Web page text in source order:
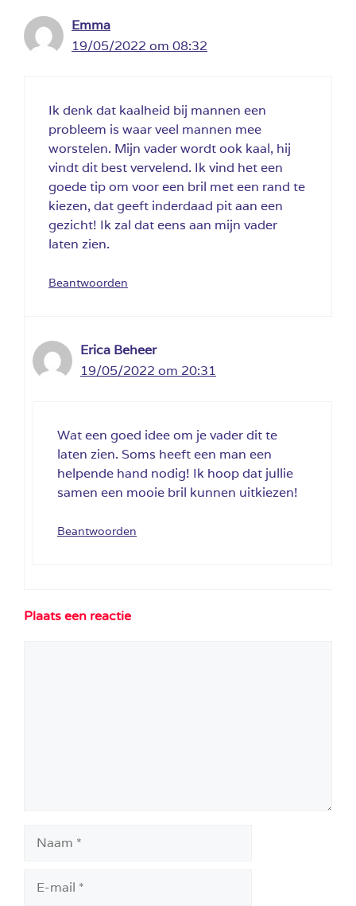
Emma
19/05/2022 om 08:32
Ik denk dat kaalheid bij mannen een
probleem is waar veel mannen mee
worstelen. Mijn vader wordt ook kaal, hij
vindt dit best vervelend. Ik vind het een
goede tip om voor een bril met een rand te
kiezen, dat geeft inderdaad pit aan een
gezicht! Ik zal dat eens aan mijn vader
laten zien.
Beantwoorden
Erica Beheer
19/05/2022 om 20:31
Wat een goed idee om je vader dit te
laten zien. Soms heeft een man een
helpende hand nodig! Ik hoop dat jullie
samen een mooie bril kunnen uitkiezen!
Beantwoorden
Plaats een reactie
mail